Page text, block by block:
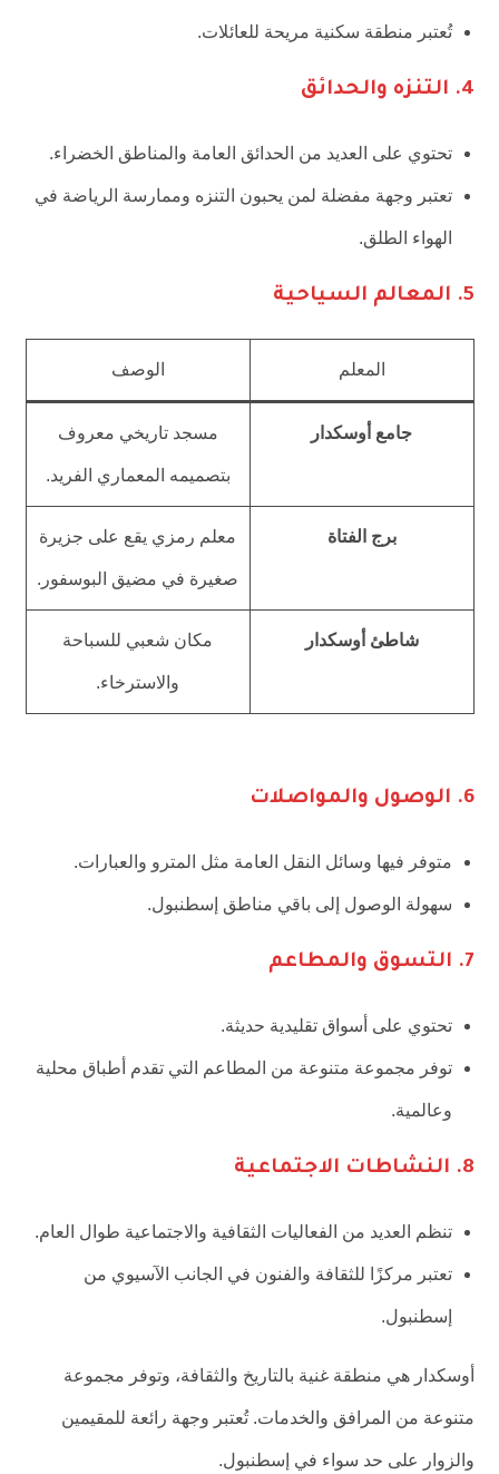
تُعتبر منطقة سكنية مريحة للعائلات.
4. التنزه والحدائق
تحتوي على العديد من الحدائق العامة والمناطق الخضراء.
تعتبر وجهة مفضلة لمن يحبون التنزه وممارسة الرياضة في
الهواء الطلق.
5. المعالم السياحية
المعلم الوصف
جامع أوسكدار مسجد تاريخي معروف
بتصميمه المعماري الفريد.
برج الفتاة معلم رمزي يقع على جزيرة
صغيرة في مضيق البوسفور.
شاطئ أوسكدار مكان شعبي للسباحة
والاسترخاء.
6. الوصول والمواصلات
متوفر فيها وسائل النقل العامة مثل المترو والعبارات.
سهولة الوصول إلى باقي مناطق إسطنبول.
7. التسوق والمطاعم
تحتوي على أسواق تقليدية حديثة.
توفر مجموعة متنوعة من المطاعم التي تقدم أطباق محلية
وعالمية.
8. النشاطات الاجتماعية
تنظم العديد من الفعاليات الثقافية والاجتماعية طوال العام.
تعتبر مركزًا للثقافة والفنون في الجانب الآسيوي من
إسطنبول.
أوسكدار هي منطقة غنية بالتاريخ والثقافة، وتوفر مجموعة
متنوعة من المرافق والخدمات. تُعتبر وجهة رائعة للمقيمين
والزوار على حد سواء في إسطنبول.